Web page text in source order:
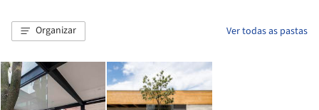
Organizar Ver todas as pastas